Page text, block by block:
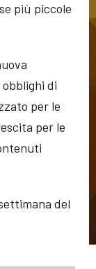
più piccole
di
per le
per le
del